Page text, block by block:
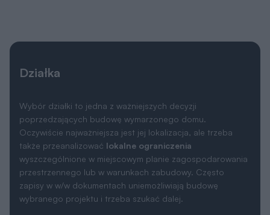
Działka
Wybór działki to jedna z ważniejszych decyzji
poprzedzających budowę wymarzonego domu.
Oczywiście najważniejsza jest jej lokalizacja, ale trzeba
także przeanalizować lokalne ograniczenia
wyszczególnione w miejscowym planie zagospodarowania
przestrzennego lub w warunkach zabudowy. Często
zapisy w w/w dokumentach uniemożliwiają budowę
wybranego projektu i trzeba szukać dalej.